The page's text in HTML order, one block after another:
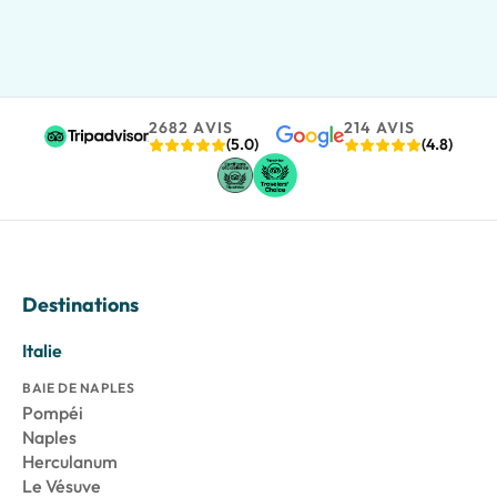
2682 AVIS
(5.0)
214 AVIS
(4.8)
Destinations
Italie
BAIE DE NAPLES
Pompéi
Naples
Herculanum
Le Vésuve